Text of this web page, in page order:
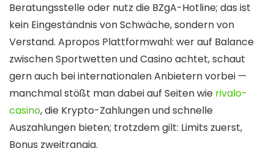
Beratungsstelle oder nutz die BZgA-Hotline; das ist
kein Eingeständnis von Schwäche, sondern von
Verstand. Apropos Plattformwahl: wer auf Balance
zwischen Sportwetten und Casino achtet, schaut
gern auch bei internationalen Anbietern vorbei —
manchmal stößt man dabei auf Seiten wie rivalo-
casino, die Krypto-Zahlungen und schnelle
Auszahlungen bieten; trotzdem gilt: Limits zuerst,
Bonus zweitrangig.